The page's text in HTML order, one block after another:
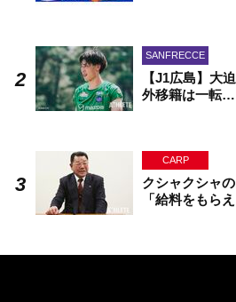
SANFRECCE
【J1広島】大
外移籍は一転…
CARP
クシャクシャ
「給料をもら